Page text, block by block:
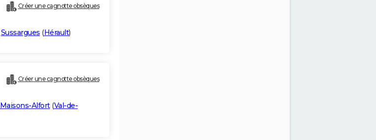
Créer une cagnotte obsèques
Sussargues (Hérault)
Créer une cagnotte obsèques
Maisons-Alfort(Val-de-